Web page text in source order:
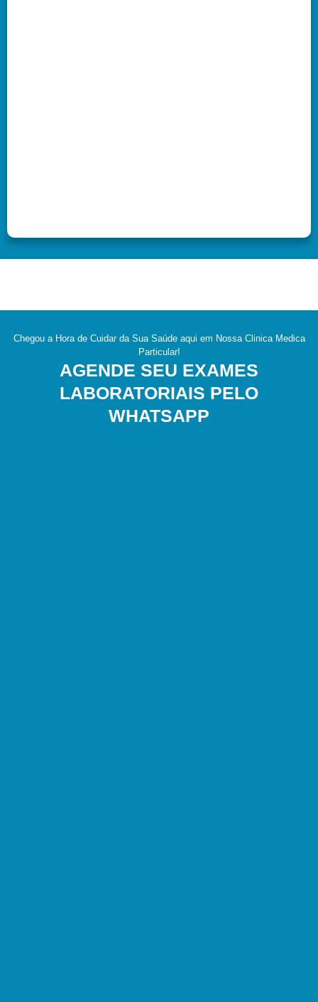
Chegou a Hora de Cuidar da Sua Saúde aqui em Nossa Clinica Medica
Particular!
AGENDE SEU EXAMES
LABORATORIAIS PELO
WHATSAPP